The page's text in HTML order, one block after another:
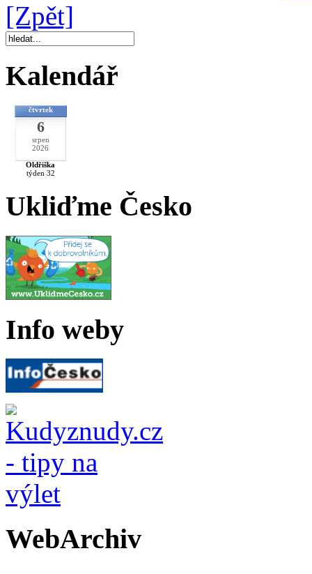
[Zpět]
Kalendář
čtvrtek
6
srpen
2026
Oldřiška
týden 32
Ukliďme Česko
Info weby
WebArchiv